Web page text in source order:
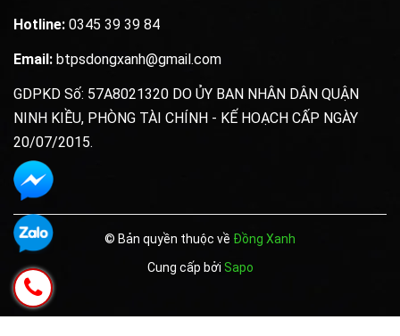
Hotline: 0345 39 39 84
Email: btpsdongxanh@gmail.com
GDPKD Số: 57A8021320 DO ỦY BAN NHÂN DÂN QUẬN
NINH KIỀU, PHÒNG TÀI CHÍNH - KẾ HOẠCH CẤP NGÀY
20/07/2015.
© Bản quyền thuộc về Đồng Xanh
Cung cấp bởi Sapo